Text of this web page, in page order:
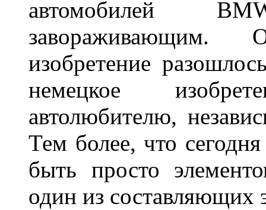
автомобилей
завораживающим.
изобретение
немецкое
автолюбителю,
Тем более, что сегодня
быть просто
один из